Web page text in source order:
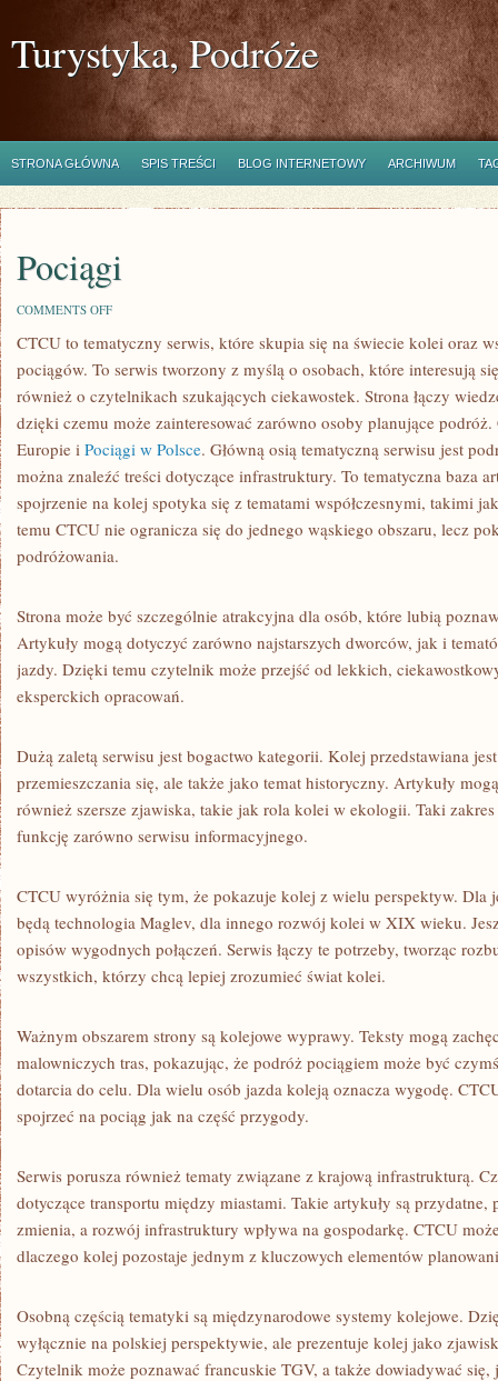
Turystyka, Podróże
STRONA GŁÓWNA SPIS TREŚCI BLOG INTERNETOWY ARCHIWUM
Pociągi
COMMENTS OFFON
CTCU to tematyczny serwis, które skupia się na świecie kolei oraz
pociągów. To serwis tworzony z myślą o osobach, które interesują
również o czytelnikach szukających ciekawostek. Strona łączy
dzięki czemu może zainteresować zarówno osoby planujące
Europie i Pociągi w Polsce. Główną osią tematyczną serwisu jest
można znaleźć treści dotyczące infrastruktury. To tematyczna baza
spojrzenie na kolej spotyka się z tematami współczesnymi, takimi
temu CTCU nie ogranicza się do jednego wąskiego obszaru, lecz
podróżowania.
Strona może być szczególnie atrakcyjna dla osób, które lubią
Artykuły mogą dotyczyć zarówno najstarszych dworców, jak i
jazdy. Dzięki temu czytelnik może przejść od lekkich,
eksperckich opracowań.
Dużą zaletą serwisu jest bogactwo kategorii. Kolej przedstawiana
przemieszczania się, ale także jako temat historyczny. Artykuły
również szersze zjawiska, takie jak rola kolei w ekologii. Taki zakres
funkcję zarówno serwisu informacyjnego.
CTCU wyróżnia się tym, że pokazuje kolej z wielu perspektyw. Dla
będą technologia Maglev, dla innego rozwój kolei w XIX wieku.
opisów wygodnych połączeń. Serwis łączy te potrzeby, tworząc
wszystkich, którzy chcą lepiej zrozumieć świat kolei.
Ważnym obszarem strony są kolejowe wyprawy. Teksty mogą
malowniczych tras, pokazując, że podróż pociągiem może być
dotarcia do celu. Dla wielu osób jazda koleją oznacza wygodę.
spojrzeć na pociąg jak na część przygody.
Serwis porusza również tematy związane z krajową infrastrukturą.
dotyczące transportu między miastami. Takie artykuły są przydatne,
zmienia, a rozwój infrastruktury wpływa na gospodarkę. CTCU
dlaczego kolej pozostaje jednym z kluczowych elementów
Osobną częścią tematyki są międzynarodowe systemy kolejowe.
wyłącznie na polskiej perspektywie, ale prezentuje kolej jako
Czytelnik może poznawać francuskie TGV, a także dowiadywać